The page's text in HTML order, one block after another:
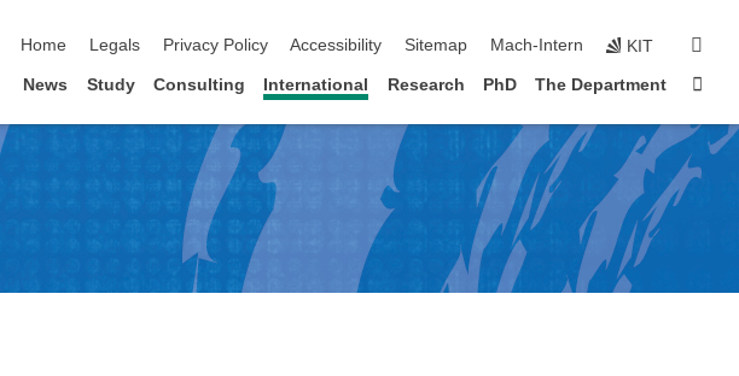
Home
Legals Privacy Policy Accessibility Sitemap Mach-Intern KIT
News Study Consulting International Research PhD The Department